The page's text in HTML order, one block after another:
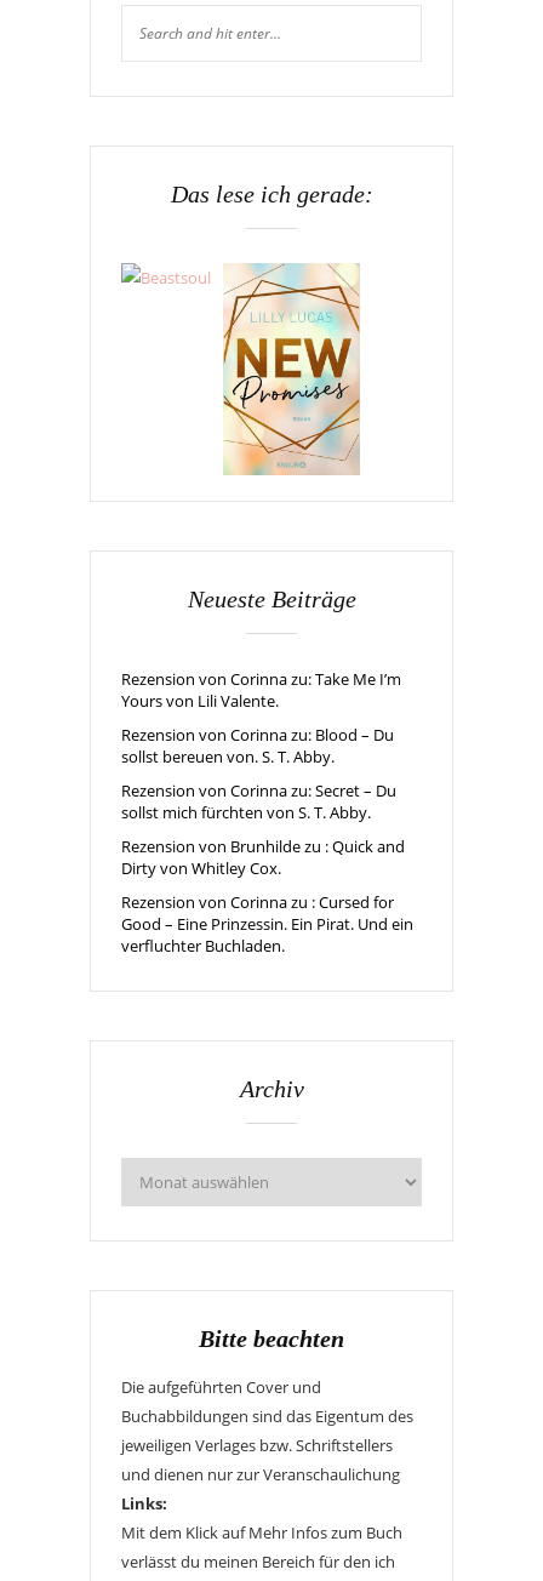
Das lese ich gerade:
Neueste Beiträge
Rezension von Corinna zu: Take Me I’m
Yours von Lili Valente.
Rezension von Corinna zu: Blood – Du
sollst bereuen von. S. T. Abby.
Rezension von Corinna zu: Secret – Du
sollst mich fürchten von S. T. Abby.
Rezension von Brunhilde zu : Quick and
Dirty von Whitley Cox.
Rezension von Corinna zu : Cursed for
Good – Eine Prinzessin. Ein Pirat. Und ein
verfluchter Buchladen.
Archiv
Bitte beachten
Die aufgeführten Cover und
Buchabbildungen sind das Eigentum des
jeweiligen Verlages bzw. Schriftstellers
und dienen nur zur Veranschaulichung
Links:
Mit dem Klick auf Mehr Infos zum Buch
verlässt du meinen Bereich für den ich